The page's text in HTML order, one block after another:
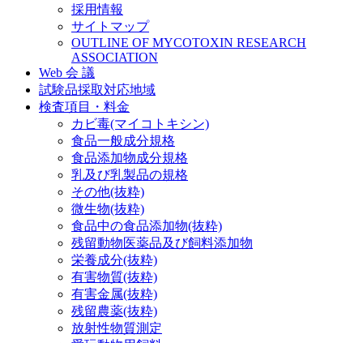
採用情報
サイトマップ
OUTLINE OF MYCOTOXIN RESEARCH
ASSOCIATION
Web 会 議
試験品採取対応地域
検査項目・料金
カビ毒(マイコトキシン)
食品一般成分規格
食品添加物成分規格
乳及び乳製品の規格
その他(抜粋)
微生物(抜粋)
食品中の食品添加物(抜粋)
残留動物医薬品及び飼料添加物
栄養成分(抜粋)
有害物質(抜粋)
有害金属(抜粋)
残留農薬(抜粋)
放射性物質測定